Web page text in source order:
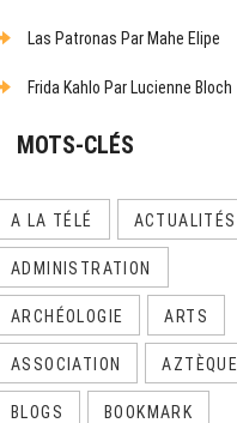
Las Patronas Par Mahe Elipe
Frida Kahlo Par Lucienne Bloch
MOTS-CLÉS
A LA TÉLÉ ACTUALITÉS
ADMINISTRATION
ARCHÉOLOGIE ARTS
ASSOCIATION AZTÈQUE
BLOGS BOOKMARK